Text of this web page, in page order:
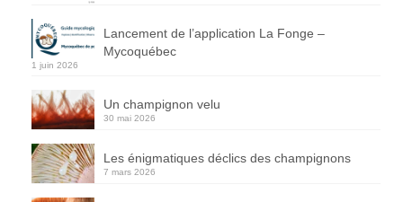
Lancement de l’application La Fonge –
Mycoquébec
1 juin 2026
Un champignon velu
30 mai 2026
Les énigmatiques déclics des champignons
7 mars 2026